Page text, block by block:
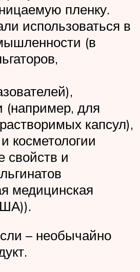
пленку.
использоваться в
(в
(например, для
капсул),
косметологии
свойств и
медицинская
– необычайно